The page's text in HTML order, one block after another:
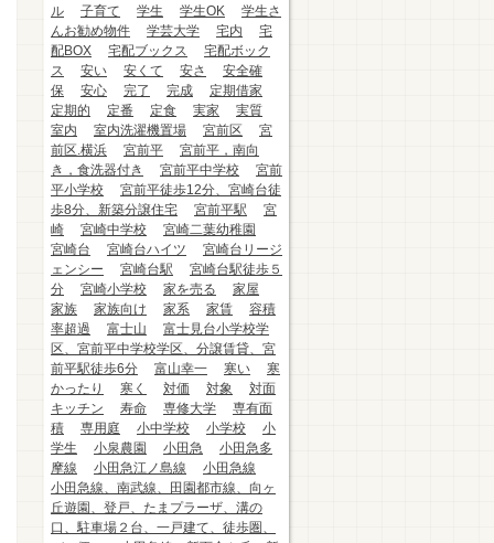
ル
子育て 学生 学生OK
学生さ
んお勧め物件
学芸大学 宅内
宅
配BOX
宅配ブックス
宅配ボック
ス
安い 安くて 安さ
安全確
保
安心 完了 完成
定期借家
定期的
定番 定食 実家
実質
室内
室内洗濯機置場 宮前区
宮
前区.横浜
宮前平
宮前平，南向
き，食洗器付き
宮前平中学校
宮前
平小学校
宮前平徒歩12分、宮崎台徒
歩8分、新築分譲住宅
宮前平駅
宮
崎
宮崎中学校
宮崎二葉幼稚園
宮崎台
宮崎台ハイツ
宮崎台リージ
ェンシー
宮崎台駅
宮崎台駅徒歩５
分
宮崎小学校 家を売る
家屋
家族
家族向け 家系 家賃
容積
率超過
富士山
富士見台小学校学
区、宮前平中学校学区、分譲賃貸、宮
前平駅徒歩6分
富山幸一 寒い
寒
かったり
寒く 対価 対象
対面
キッチン
寿命 専修大学
専有面
積
専用庭 小中学校 小学校
小
学生
小泉農園 小田急
小田急多
摩線
小田急江ノ島線
小田急線
小田急線、南武線、田園都市線、向ヶ
丘遊園、登戸、たまプラーザ、溝の
口、駐車場２台、一戸建て、徒歩圏、